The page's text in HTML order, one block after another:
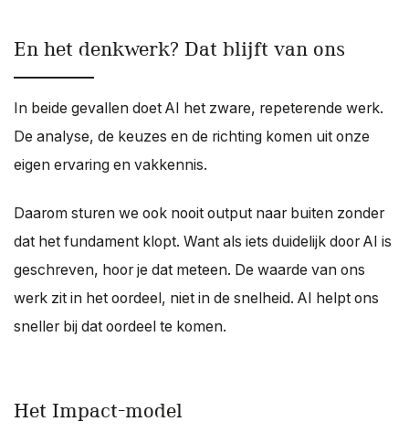
En het denkwerk? Dat blijft van ons
In beide gevallen doet AI het zware, repeterende werk.
De analyse, de keuzes en de richting komen uit onze
eigen ervaring en vakkennis.
Daarom sturen we ook nooit output naar buiten zonder
dat het fundament klopt. Want als iets duidelijk door AI is
geschreven, hoor je dat meteen. De waarde van ons
werk zit in het oordeel, niet in de snelheid. AI helpt ons
sneller bij dat oordeel te komen.
Het Impact-model